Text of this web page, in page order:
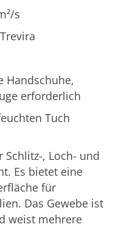
s
Handschuhe,
erforderlich
Tuch
, Loch- und
Es bietet eine
für
Das Gewebe ist
weist mehrere